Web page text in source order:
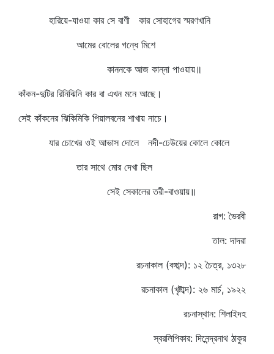
হারিয়ে-যাওয়া কার সে বাণী কার সোহাগের স্মরণখানি
আমের বোলের গন্ধে মিশে
কাননকে আজ কান্না পাওয়ায়॥
কাঁকন-দুটির রিনিঝিনি কার বা এখন মনে আছে।
সেই কাঁকনের ঝিকিমিকি পিয়ালবনের শাখায় নাচে।
যার চোখের ওই আভাস দোলে নদী-ঢেউয়ের কোলে কোলে
তার সাথে মোর দেখা ছিল
সেই সেকালের তরী-বাওয়ায়॥
রাগ: ভৈরবী
তাল: দাদরা
রচনাকাল (বঙ্গাব্দ): ১২ চৈত্র, ১৩২৮
রচনাকাল (খৃষ্টাব্দ): ২৬ মার্চ, ১৯২২
রচনাস্থান: শিলাইদহ
স্বরলিপিকার: দিনেন্দ্রনাথ ঠাকুর